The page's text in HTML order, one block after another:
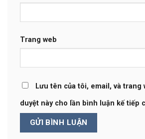
Trang web
Lưu tên của tôi, email, và
duyệt này cho lần bình luận kế tiếp